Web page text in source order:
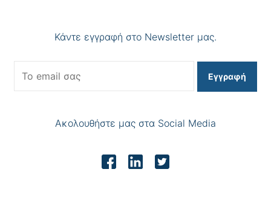
Κάντε εγγραφή στο Newsletter μας.
Εγγραφή
Ακολουθήστε μας στα Social Media